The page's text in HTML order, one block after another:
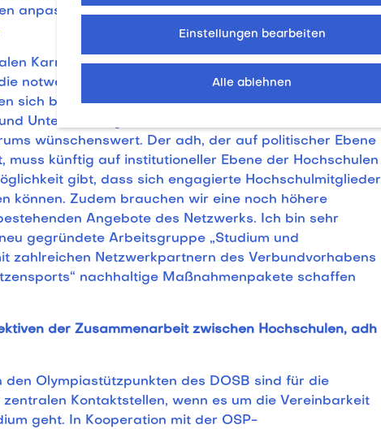
anpassen. Kompromisse zulasten des Spitzensports
Karrieren nehmen die Hochschulen eine
notwendige Möglichkeit zur Flexibilisierung des
sich bei den Partnerhochschulen des Spitzensports
Unterstützungsstrukturen. Jedoch wäre ein weiterer
wünschenswert. Der adh, der auf politischer Ebene
muss künftig auf institutioneller Ebene der Hochschulen
gibt, dass sich engagierte Hochschulmitglieder
können. Zudem brauchen wir eine noch höhere
Angebote des Netzwerks. Ich bin sehr
gegründete Arbeitsgruppe „Studium und
zahlreichen Netzwerkpartnern des Verbundvorhabens
nachhaltige Maßnahmenpakete schaffen
der Zusammenarbeit zwischen Hochschulen, adh
den Olympiastützpunkten des DOSB sind für die
Kontaktstellen, wenn es um die Vereinbarkeit
geht. In Kooperation mit der OSP-
Einstellungen bearbeiten
Alle ablehnen